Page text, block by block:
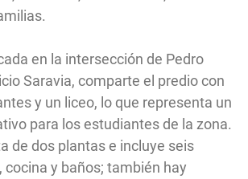
en la intersección de Pedro
Saravia, comparte el predio con
y un liceo, lo que representa un
para los estudiantes de la zona.
de dos plantas e incluye seis
cocina y baños; también hay